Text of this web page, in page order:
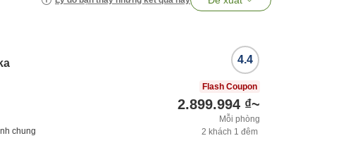
chung
4.4
Flash Coupon
2.899.994 ₫~
Mỗi phòng
2 khách 1 đêm